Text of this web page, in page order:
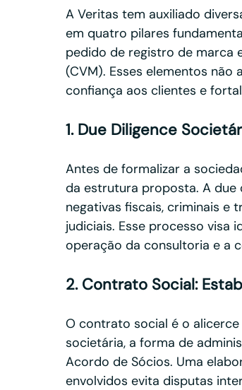
A Veritas tem auxiliado
em quatro pilares
pedido de registro de marca
(CVM). Esses elementos
confiança aos clientes e
1. Due Diligence
Antes de formalizar a
da estrutura proposta. A
negativas fiscais, criminais e
judiciais. Esse processo
operação da consultoria e a
2. Contrato Social:
O contrato social é o
societária, a forma de
Acordo de Sócios. Uma
envolvidos evita disputas